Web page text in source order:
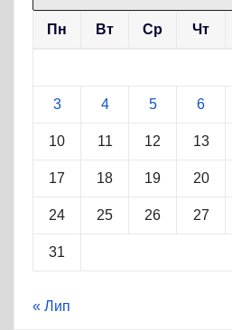
Пн Вт Ср Чт
3 4 5 6
10 11 12 13
17 18 19 20
24 25 26 27
31
« Лип